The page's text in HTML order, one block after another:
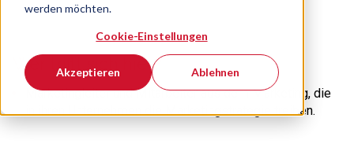
werden möchten.
Cookie-Einstellungen
Akzeptieren Ablehnen
Wer trifft sich hier?
Marketingleiter und Mitarbeiter aus dem Marketing, die
in ihren Unternehmen die Marketingstrategie treiben.